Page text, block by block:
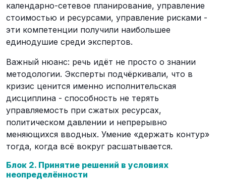
календарно-сетевое планирование, управление
стоимостью и ресурсами, управление рисками -
эти компетенции получили наибольшее
единодушие среди экспертов.
Важный нюанс: речь идёт не просто о знании
методологии. Эксперты подчёркивали, что в
кризис ценится именно исполнительская
дисциплина - способность не терять
управляемость при сжатых ресурсах,
политическом давлении и непрерывно
меняющихся вводных. Умение «держать контур»
тогда, когда всё вокруг расшатывается.
Блок 2. Принятие решений в условиях
неопределённости